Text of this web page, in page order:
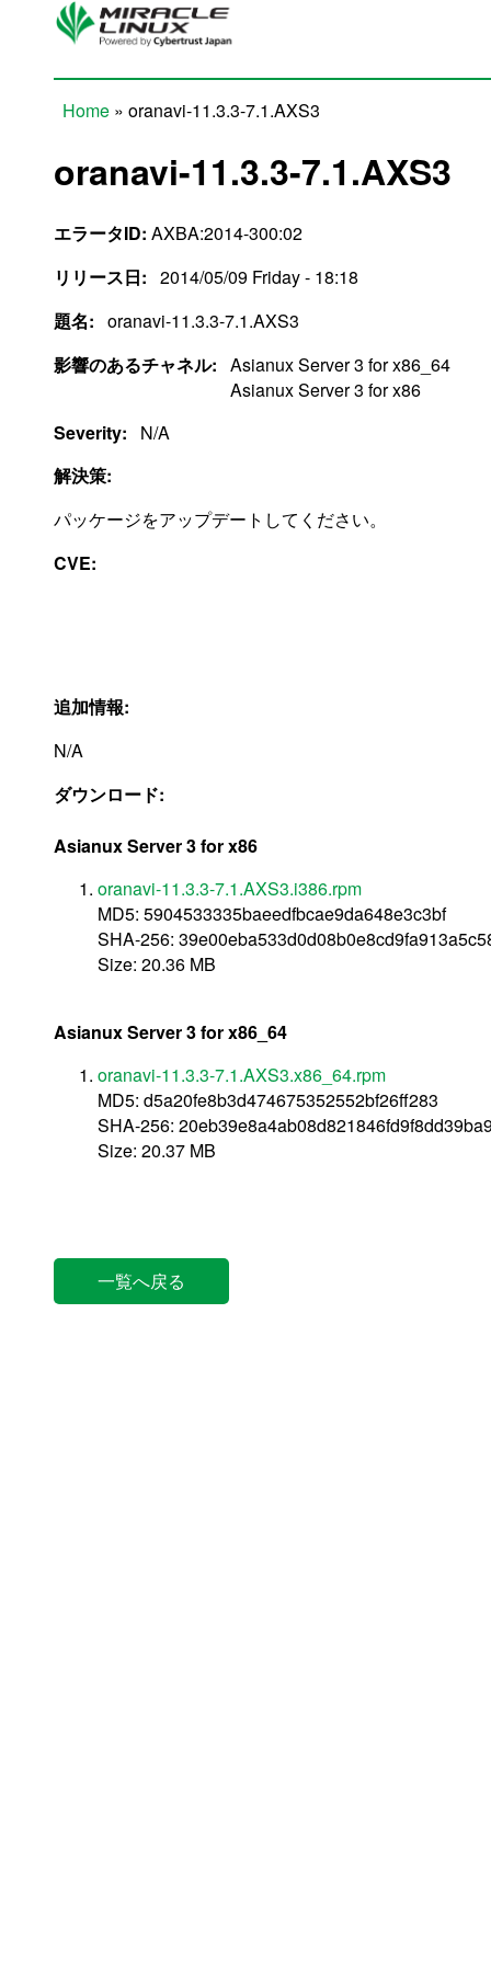
Skip to main content
Home » oranavi-11.3.3-7.1.AXS3
oranavi-11.3.3-7.1.AXS3
エラータID: AXBA:2014-300:02
リリース日: 2014/05/09 Friday - 18:18
題名: oranavi-11.3.3-7.1.AXS3
影響のあるチャネル: Asianux Server 3 for x86_64
Asianux Server 3 for x86
Severity:
N/A
解決策:
パッケージをアップデートしてください。
CVE:
追加情報:
N/A
ダウンロード:
Asianux Server 3 for x86
oranavi-11.3.3-7.1.AXS3.i386.rpm
MD5: 5904533335baeedfbcae9da648e3c3bf
SHA-256:
Size: 20.36 MB
Asianux Server 3 for x86_64
oranavi-11.3.3-7.1.AXS3.x86_64.rpm
MD5: d5a20fe8b3d474675352552bf26ff283
SHA-256:
Size: 20.37 MB
一覧へ戻る